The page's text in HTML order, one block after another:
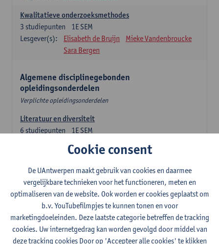
Kwalitatieve onderzoeksmethodes
1E SEM
3 studiepunten
Lesgever(s):
Elisabeth de Bruijn
Mieke Vandenbroucke
Sara Bergen
Algemene disciplinegebonden
opleidingsonderdelen
Verplichte opleidingsonderdelen
Literatuur en diversiteit
1E SEM
6 studiepunten
Remco Sleiderink
2E SEM
studiepunten
Lesgever(s):
Astrid De Wit Peter Petré
Engels: verplichte opleidingsonderdelen
Engels: taalbeheersing 1
Cookie consent
De UAntwerpen maakt gebruik van cookies en daarmee
vergelijkbare technieken voor het functioneren, meten en
optimaliseren van de website. Ook worden er cookies geplaatst om
b.v. YouTubefilmpjes te kunnen tonen en voor
marketingdoeleinden. Deze laatste categorie betreffen de tracking
cookies. Uw internetgedrag kan worden gevolgd door middel van
deze tracking cookies Door op 'Accepteer alle cookies' te klikken